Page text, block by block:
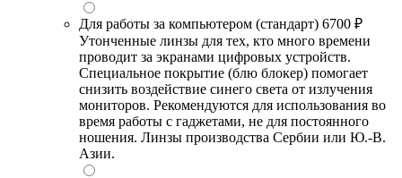
Для работы за компьютером (стандарт) 6700 ₽
Утонченные линзы для тех, кто много времени
проводит за экранами цифровых устройств.
Специальное покрытие (блю блокер) помогает
снизить воздействие синего света от излучения
мониторов. Рекомендуются для использования во
время работы с гаджетами, не для постоянного
ношения. Линзы производства Сербии или Ю.-В.
Азии.